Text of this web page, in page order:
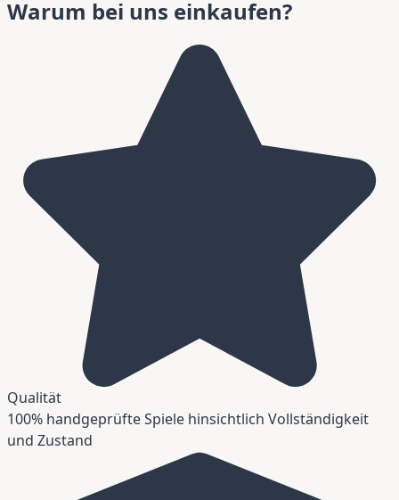
Warum bei uns einkaufen?
Qualität
100% handgeprüfte Spiele hinsichtlich Vollständigkeit
und Zustand